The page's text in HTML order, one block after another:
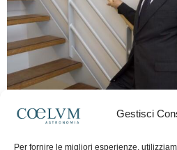
Gestisci
Per fornire le migliori esperienze,
Frida Paolella - 16 Giugno 2026
spaziale europea e della missione Planck.